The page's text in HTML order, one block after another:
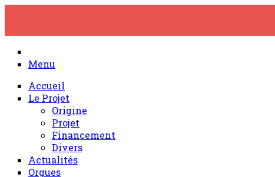
content
Menu
Accueil
Le Projet
Origine
Projet
Financement
Divers
Actualités
Orgues